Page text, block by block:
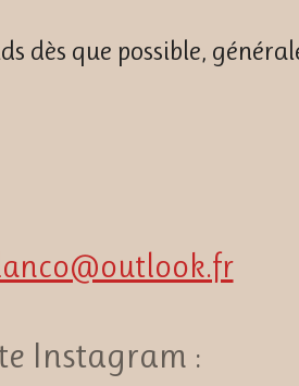
dès que possible,
Instagram :